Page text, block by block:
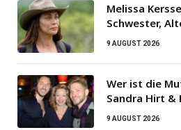
Melissa
Schwester,
9 AUGUST 2026
Wer ist die
Sandra Hirt &
9 AUGUST 2026